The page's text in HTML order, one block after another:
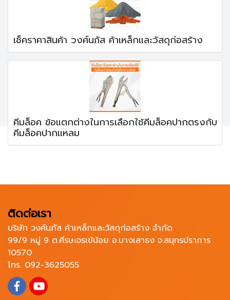
เช็คราคาสินค้า วงศ์นภัส ค้าเหล็กและวัสดุก่อสร้าง
คีมล็อค ข้อแตกต่างในการเลือกใช้คีมล็อคปากตรงกับ
คีมล็อคปากแหลม
ติดต่อเรา
บริษัท วงศ์นภัส ค้าเหล็กและวัสดุก่อสร้าง จำกัด
99/9 หมู่ 9 ต.ศีรษะจรเข้น้อย อ.บางเสาธง จ.สมุทรปราการ
10570
โทร. 092-3625055